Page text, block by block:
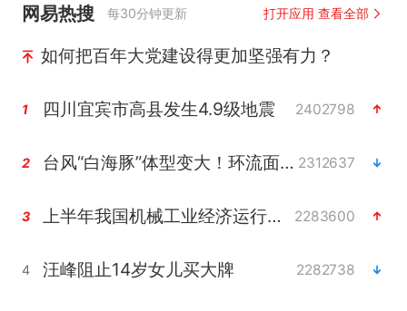
网易热搜 每30分钟更新 打开应用 查看全部
如何把百年大党建设得更加坚强有力？
1 四川宜宾市高县发生4.9级地震 2402798
2 台风“白海豚”体型变大！环流面积接近13个浙江那么大 2312637
3 上半年我国机械工业经济运行稳中有进 2283600
4 汪峰阻止14岁女儿买大牌 2282738